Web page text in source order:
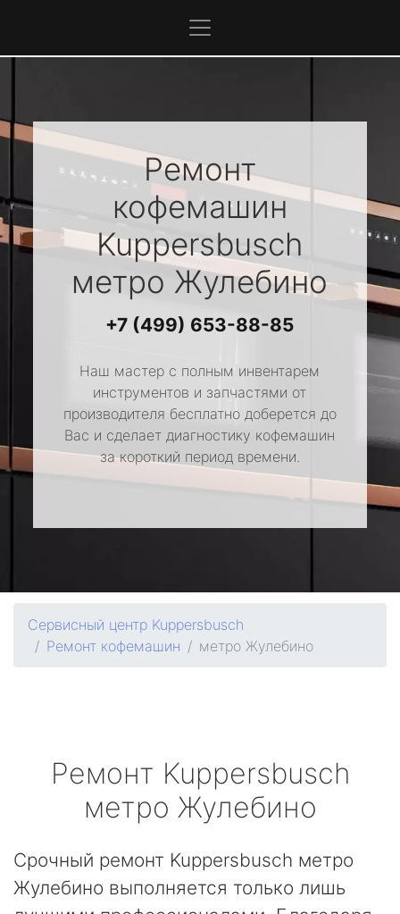
Ремонт
кофемашин
Kuppersbusch
метро Жулебино
+7 (499) 653-88-85
Наш мастер с полным инвентарем
инструментов и запчастями от
производителя бесплатно доберется до
Вас и сделает диагностику кофемашин
за короткий период времени.
Сервисный центр Kuppersbusch
Ремонт кофемашин
метро Жулебино
Ремонт Kuppersbusch
метро Жулебино
Срочный ремонт Kuppersbusch метро
Жулебино выполняется только лишь